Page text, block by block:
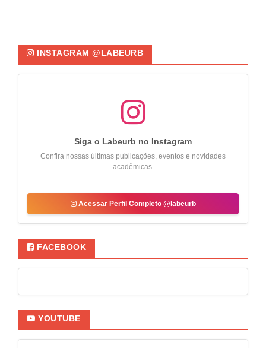
INSTAGRAM @LABEURB
Siga o Labeurb no Instagram
Confira nossas últimas publicações, eventos e novidades
acadêmicas.
Acessar Perfil Completo @labeurb
FACEBOOK
YOUTUBE